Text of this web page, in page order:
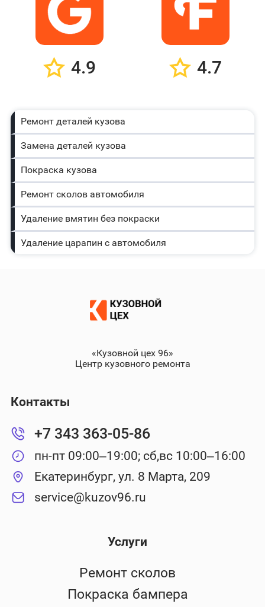
4.9 4.7
Ремонт деталей кузова
Замена деталей кузова
Покраска кузова
Ремонт сколов автомобиля
Удаление вмятин без покраски
Удаление царапин с автомобиля
«Кузовной цех 96»
Центр кузовного ремонта
Услуги
Ремонт сколов
Покраска бампера
Контакты
+7 343 363-05-86
пн-пт 09:00–19:00; сб,вс 10:00–16:00
Екатеринбург, ул. 8 Марта, 209
service@kuzov96.ru